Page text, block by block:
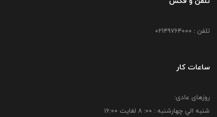
تلفن : 02149764000
ساعات کار
روزهای عادی:
شنبه الي چهارشنبه : 00: 8 لغايت 16:00